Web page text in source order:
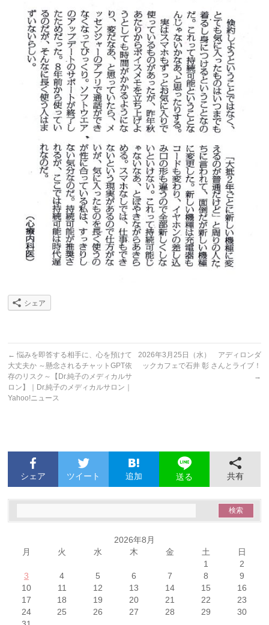
シェア
← 悩みを即答する相手に、心を預けて
大丈夫か ～懸念されるチャットGPT依
存のリスク～【Dr.純子のメディカルサ
ロン】｜Dr.純子のメディカルサロン｜
Yahoo!ニュース
2026年3月25日（水） アディロンダ
ックカフェで石井 彰 さんとライブ！
→
シェア ツイート 追加 送る 共有
2026年8月
月
火 水 木 金 土
日
1
2
3
4 5 6 7 8
9
10
11 12 13 14 15
16
17
18 19 20 21 22
23
24
25 26 27 28 29
30